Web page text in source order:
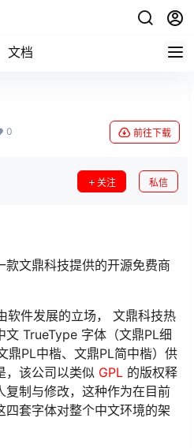
文档
0 前往下载
关注 私信
款文鼎科技提供的开源免费商
软件发展的立场， 文鼎科技热
TrueType 字体（文鼎PL细
鼎PL中楷、文鼎PL简中楷）供
，该公司以类似 GPL 的版权释
复制与修改，这种作为在目前
套字体对整个中文环境的架